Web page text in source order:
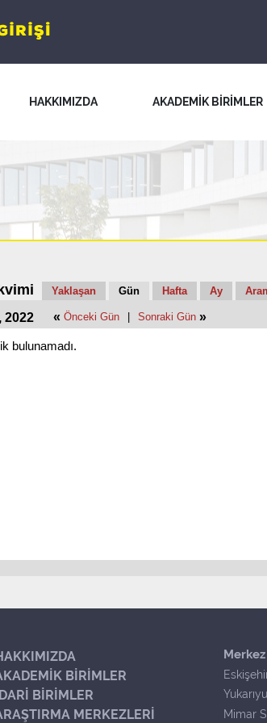
HAKKIMIZDA AKADEMİK BİRİMLER
Yaklaşan Gün Hafta Ay
2022 « Önceki Gün Sonraki Gün »
bulunamadı.
BİRİMLER
BİRİMLER
MERKEZLERİ
Mimar